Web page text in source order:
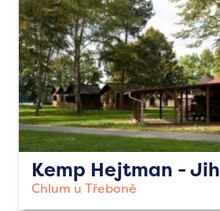
Kemp Hejtman - Jih
Chlum u Třeboně